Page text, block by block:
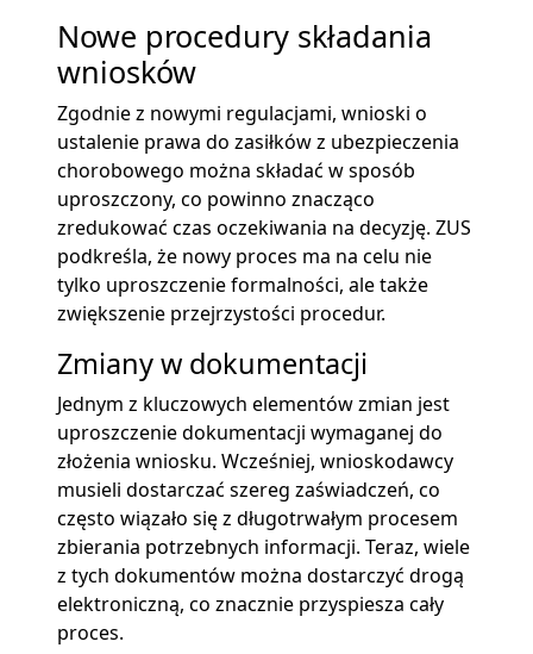
Nowe procedury składania
wniosków
Zgodnie z nowymi regulacjami, wnioski o
ustalenie prawa do zasiłków z ubezpieczenia
chorobowego można składać w sposób
uproszczony, co powinno znacząco
zredukować czas oczekiwania na decyzję. ZUS
podkreśla, że nowy proces ma na celu nie
tylko uproszczenie formalności, ale także
zwiększenie przejrzystości procedur.
Zmiany w dokumentacji
Jednym z kluczowych elementów zmian jest
uproszczenie dokumentacji wymaganej do
złożenia wniosku. Wcześniej, wnioskodawcy
musieli dostarczać szereg zaświadczeń, co
często wiązało się z długotrwałym procesem
zbierania potrzebnych informacji. Teraz, wiele
z tych dokumentów można dostarczyć drogą
elektroniczną, co znacznie przyspiesza cały
proces.